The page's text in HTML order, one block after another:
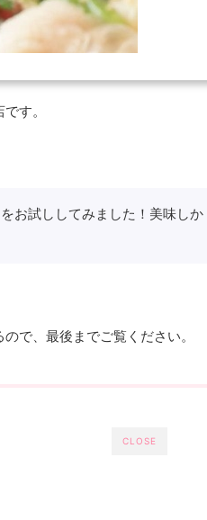
す。
お試ししてみました！美味しか
で、最後までご覧ください。
CLOSE